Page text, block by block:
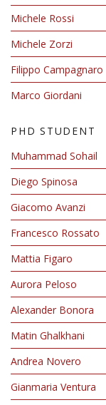
Michele Rossi
Michele Zorzi
Filippo Campagnaro
Marco Giordani
PHD STUDENT
Muhammad Sohail
Diego Spinosa
Giacomo Avanzi
Francesco Rossato
Mattia Figaro
Aurora Peloso
Alexander Bonora
Matin Ghalkhani
Andrea Novero
Gianmaria Ventura